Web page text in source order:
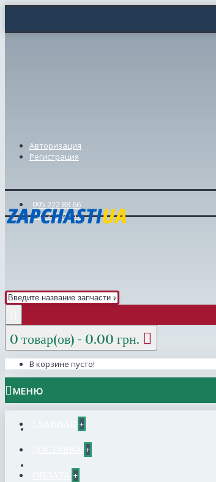
Авторизация
Регистрация
095 222 88 66
098 239 46 57
0 товар(ов) - 0.00 грн.
В корзине пусто!
МЕНЮ
+
+
+